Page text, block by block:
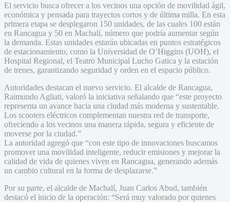
El servicio busca ofrecer a los vecinos una opción de movilidad ágil,
económica y pensada para trayectos cortos y de última milla. En esta
primera etapa se desplegaron 150 unidades, de las cuales 100 están
en Rancagua y 50 en Machalí, número que podría aumentar según
la demanda. Estas unidades estarán ubicadas en puntos estratégicos
de estacionamiento, como la Universidad de O’Higgins (UOH), el
Hospital Regional, el Teatro Municipal Lucho Gatica y la estación
de trenes, garantizando seguridad y orden en el espacio público.
Autoridades destacan el nuevo servicio. El alcalde de Rancagua,
Raimundo Agliati, valoró la iniciativa señalando que “este proyecto
representa un avance hacia una ciudad más moderna y sustentable.
Los scooters eléctricos complementan nuestra red de transporte,
ofreciendo a los vecinos una manera rápida, segura y eficiente de
moverse por la ciudad.”
La autoridad agregó que “con este tipo de innovaciones buscamos
promover una movilidad inteligente, reducir emisiones y mejorar la
calidad de vida de quienes viven en Rancagua, generando además
un cambio cultural en la forma de desplazarse.”
Por su parte, el alcalde de Machalí, Juan Carlos Abud, también
destacó el inicio de la operación: “Será muy valorado por quienes